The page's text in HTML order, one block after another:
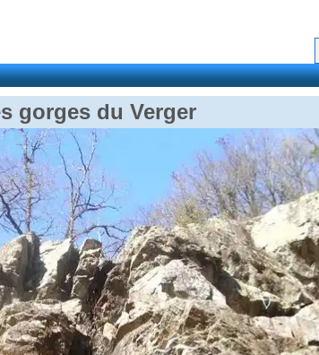
gorges du Verger